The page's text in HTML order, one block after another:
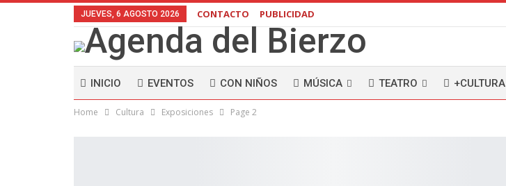
JUEVES, 6 AGOSTO 2026 CONTACTO PUBLICIDAD
INICIO EVENTOS CON NIÑOS MÚSICA TEATRO +CULTURA
Home Cultura Exposiciones Page 2